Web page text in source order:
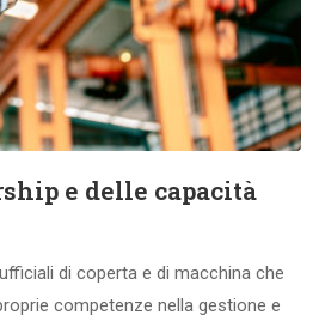
e delle capacità
di coperta e di macchina che
competenze nella gestione e